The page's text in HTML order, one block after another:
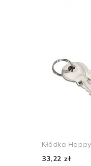
Kłódka
33,22 zł